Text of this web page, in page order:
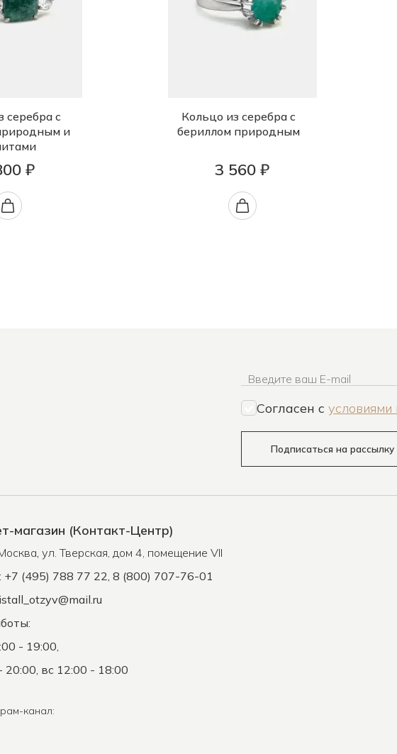
серебра с
и
₽
Кольцо из серебра с
бериллом природным
3 560 ₽
Введите ваш E-mail
Согласен c условиями
Подписаться на рассылку
магазин (Контакт-Центр)
, ул. Тверская, дом 4, помещение VII
+7 (495) 788 77 22, 8 (800) 707-76-01
- 19:00,
20:00, вс 12:00 - 18:00
канал: